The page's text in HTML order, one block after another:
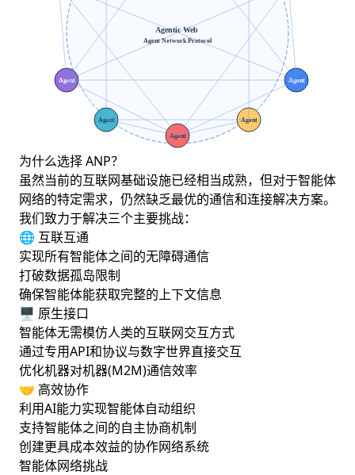
为什么选择 ANP？
虽然当前的互联网基础设施已经相当成熟，但对于智能体
网络的特定需求，仍然缺乏最优的通信和连接解决方案。
我们致力于解决三个主要挑战：
🌐 互联互通
实现所有智能体之间的无障碍通信
打破数据孤岛限制
确保智能体能获取完整的上下文信息
🖥️ 原生接口
智能体无需模仿人类的互联网交互方式
通过专用API和协议与数字世界直接交互
优化机器对机器(M2M)通信效率
🤝 高效协作
利用AI能力实现智能体自动组织
支持智能体之间的自主协商机制
创建更具成本效益的协作网络系统
智能体网络挑战